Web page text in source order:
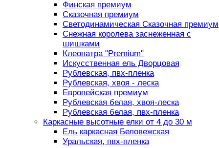
Финская премиум
Сказочная премиум
Светодинамическая Сказочная премиум
Снежная королева заснеженная с
шишками
Клеопатра "Premium"
Искусственная ель Дворцовая
Рублевская, пвх-пленка
Рублевская, хвоя - леска
Европейская премиум
Рублевская белая, хвоя-леска
Рублевская белая, пвх-пленка
Каркасные высотные елки от 4 до 30 м
Ель каркасная Беловежская
Уральская, пвх-пленка